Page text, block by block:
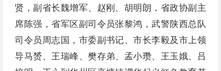
贤，副省长魏增军、赵刚、胡明朗，省政协副主
席陈强，省军区副司令员张黎鸿，武警陕西总队
司令员周志国，市委副书记、市长李毅及市上领
导马赟、王瑞峰、樊存弟、孟小瓒、王玉娥、吕